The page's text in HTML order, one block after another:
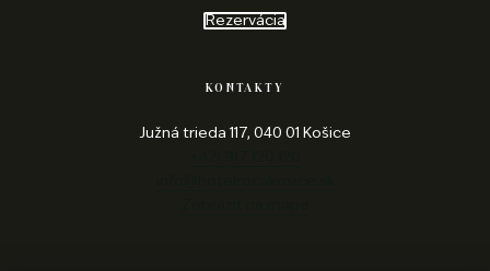
Rezervácia
KONTAKTY
Južná trieda 117, 040 01 Košice